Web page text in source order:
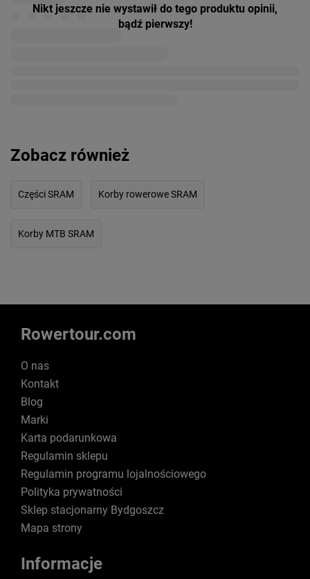
Nikt jeszcze nie wystawił do tego produktu opinii,
bądź pierwszy!
Zobacz również
Części SRAM Korby rowerowe SRAM
Korby MTB SRAM
Rowertour.com
O nas
Kontakt
Blog
Marki
Karta podarunkowa
Regulamin sklepu
Regulamin programu lojalnościowego
Polityka prywatności
Sklep stacjonarny Bydgoszcz
Mapa strony
Informacje